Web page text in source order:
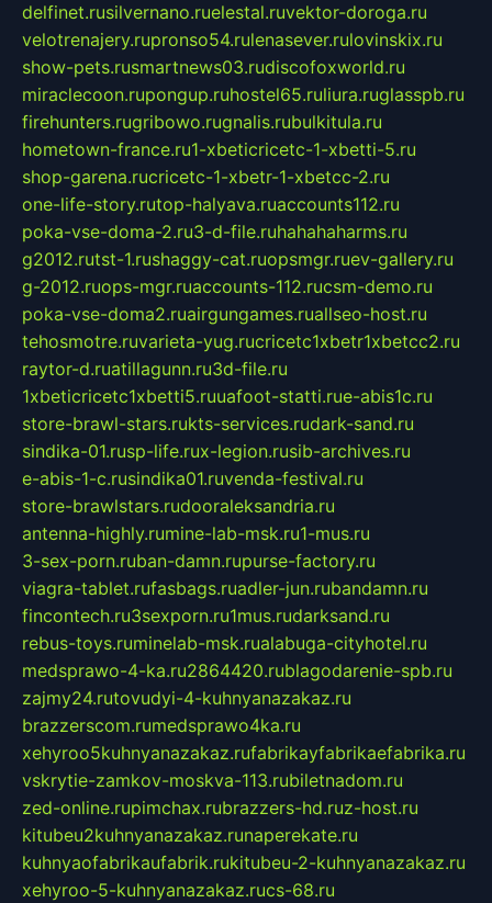
delfinet.rusilvernano.ruelestal.ruvektor-doroga.ru
velotrenajery.rupronso54.rulenasever.rulovinskix.ru
show-pets.rusmartnews03.rudiscofoxworld.ru
miraclecoon.rupongup.ruhostel65.ruliura.ruglasspb.ru
firehunters.rugribowo.rugnalis.rubulkitula.ru
hometown-france.ru1-xbeticricetc-1-xbetti-5.ru
shop-garena.rucricetc-1-xbetr-1-xbetcc-2.ru
one-life-story.rutop-halyava.ruaccounts112.ru
poka-vse-doma-2.ru3-d-file.ruhahahaharms.ru
g2012.rutst-1.rushaggy-cat.ruopsmgr.ruev-gallery.ru
g-2012.ruops-mgr.ruaccounts-112.rucsm-demo.ru
poka-vse-doma2.ruairgungames.ruallseo-host.ru
tehosmotre.ruvarieta-yug.rucricetc1xbetr1xbetcc2.ru
raytor-d.ruatillagunn.ru3d-file.ru
1xbeticricetc1xbetti5.ruuafoot-statti.rue-abis1c.ru
store-brawl-stars.rukts-services.rudark-sand.ru
sindika-01.rusp-life.rux-legion.rusib-archives.ru
e-abis-1-c.rusindika01.ruvenda-festival.ru
store-brawlstars.rudooraleksandria.ru
antenna-highly.rumine-lab-msk.ru1-mus.ru
3-sex-porn.ruban-damn.rupurse-factory.ru
viagra-tablet.rufasbags.ruadler-jun.rubandamn.ru
fincontech.ru3sexporn.ru1mus.rudarksand.ru
rebus-toys.ruminelab-msk.rualabuga-cityhotel.ru
medsprawo-4-ka.ru2864420.rublagodarenie-spb.ru
zajmy24.rutovudyi-4-kuhnyanazakaz.ru
brazzerscom.rumedsprawo4ka.ru
xehyroo5kuhnyanazakaz.rufabrikayfabrikaefabrika.ru
vskrytie-zamkov-moskva-113.rubiletnadom.ru
zed-online.rupimchax.rubrazzers-hd.ruz-host.ru
kitubeu2kuhnyanazakaz.runaperekate.ru
kuhnyaofabrikaufabrik.rukitubeu-2-kuhnyanazakaz.ru
xehyroo-5-kuhnyanazakaz.rucs-68.ru